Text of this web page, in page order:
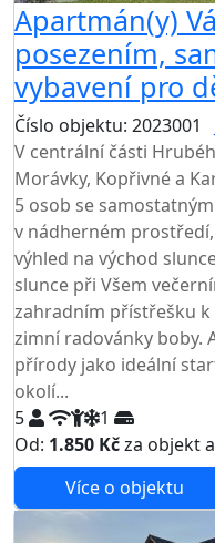
Apartmán(y)
posezením,
vybavení pro
Číslo objektu: 2023001
V centrální části
Morávky, Kopřivné a
5 osob se
v nádherném
výhled na východ
slunce při Všem
zahradním přístřešku k
zimní radovánky boby.
přírody jako ideální
okolí...
5
1
Od: 1.850 Kčza objekt
Více o objektu